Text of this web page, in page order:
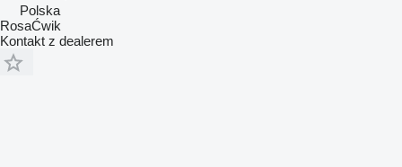
Polska
RosaĆwik
Kontakt z dealerem